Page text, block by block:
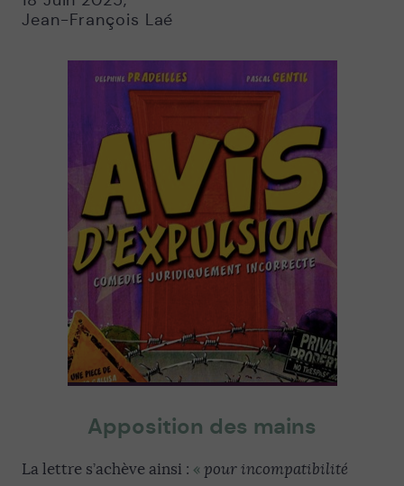
Jean-François Laé
Apposition des mains
La lettre s’achève ainsi : « pour incompatibilité